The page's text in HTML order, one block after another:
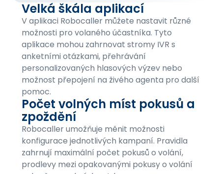
Velká škála aplikací
V aplikaci Robocaller můžete nastavit různé
možnosti pro volaného účastníka. Tyto
aplikace mohou zahrnovat stromy IVR s
anketními otázkami, přehrávání
personalizovaných hlasových výzev nebo
možnost přepojení na živého agenta pro další
pomoc.
Počet volných míst pokusů a
zpoždění
Robocaller umožňuje měnit možnosti
konfigurace jednotlivých kampaní. Pravidla
zahrnují maximální počet pokusů o volání,
prodlevy mezi opakovanými pokusy o volání